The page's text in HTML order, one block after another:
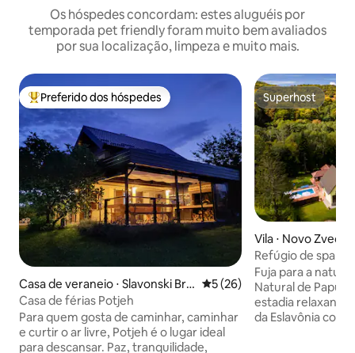
Os hóspedes concordam: estes aluguéis por
temporada pet friendly foram muito bem avaliados
por sua localização, limpeza e muito mais.
Entre os melhores preferidos dos hóspedes
Preferido dos hóspedes
Casa de veraneio ⋅ Slavonski Bro
d
5 de uma avaliação média
5 (26)
Casa de férias Potjeh
Para quem gosta de caminhar, caminhar
e curtir o ar livre, Potjeh é o lugar ideal
para descansar. Paz, tranquilidade,
Superhost
Superhost
Vila ⋅ Novo
Refúgio de spa e
com piscina
Fuja para a
Natural de Papuk
estadia relaxante
da Eslavônia